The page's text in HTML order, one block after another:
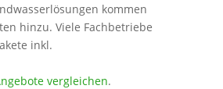
kommen
hinzu. Viele Fachbetriebe
inkl.
vergleichen.